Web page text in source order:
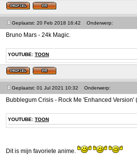
Geplaatst: 20 Feb 2018 16:42 Onderwerp:
Bruno Mars - 24k Magic.
YOUTUBE: TOON
Geplaatst: 01 Jul 2021 10:32 Onderwerp:
Bubblegum Crisis - Rock Me 'Enhanced Version'
YOUTUBE: TOON
Dit is mijn favoriete anime.